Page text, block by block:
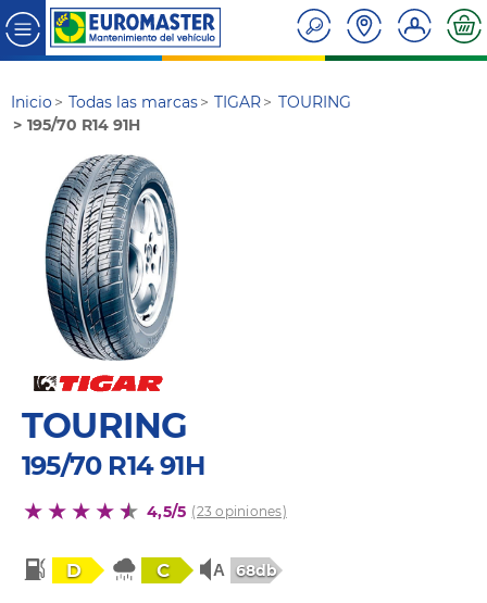
Inicio Todas las marcas TIGAR
TOURING
195/70 R14 91H
TOURING
195/70 R14 91H
4,5/5 (23 opiniones)
D C 68db